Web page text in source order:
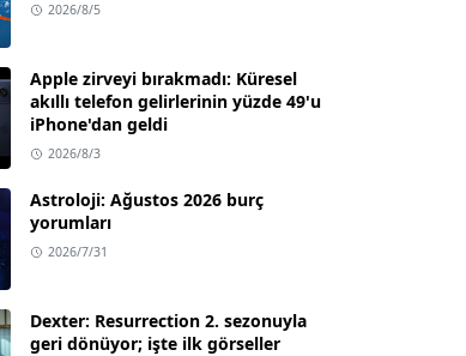
2026/8/5
Apple zirveyi bırakmadı: Küresel
akıllı telefon gelirlerinin yüzde 49'u
iPhone'dan geldi
2026/8/3
Astroloji: Ağustos 2026 burç
yorumları
2026/7/31
Dexter: Resurrection 2. sezonuyla
geri dönüyor; işte ilk görseller